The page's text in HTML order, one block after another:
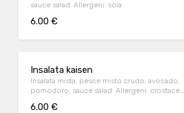
sauce salad Allergeni: soia
6.00 €
Insalata kaisen
Insalata mista, pesce misto crudo, avocado,
pomodoro, sauce salad Allergeni: crostacei,
6.00 €